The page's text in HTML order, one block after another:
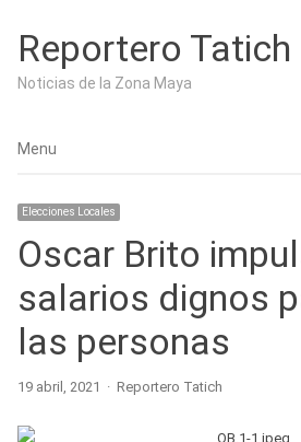
Reportero Tatich
Noticias de la Zona Maya
Menu
Menu
Elecciones Locales
Oscar Brito
salarios dignos
las personas
19 abril, 2021 Author
Reportero Tatich